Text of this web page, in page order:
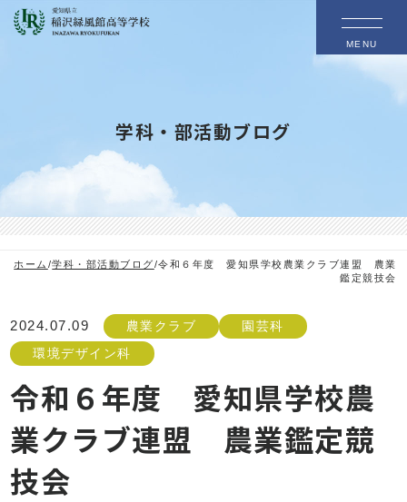
MENU
学科・部活動ブログ
ホーム /学科・部活動ブログ/令和６年度 愛知県学校農業クラブ連盟 農業
鑑定競技会
2024.07.09 農業クラブ
園芸科
環境デザイン科
令和６年度 愛知県学校農
業クラブ連盟 農業鑑定競
技会